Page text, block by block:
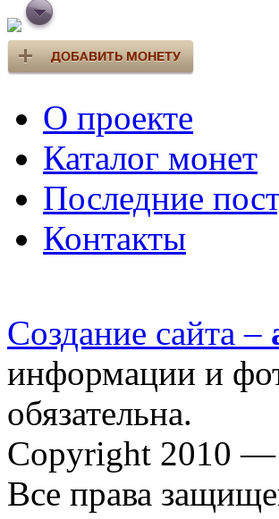
О проекте
Каталог монет
Последние
Контакты
Создание сайта –
информации и
обязательна.
Copyright 2010 —
Все права